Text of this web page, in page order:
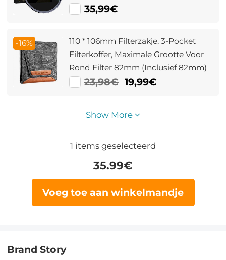
Antireflecterend En Doorschijnend
35,99€
-16%
110 * 106mm Filterzakje, 3-Pocket
Filterkoffer, Maximale Grootte Voor
Rond Filter 82mm (Inclusief 82mm)
23,98€ 19,99€
Show More
1 items geselecteerd
35.99€
Voeg toe aan winkelmandje
Brand Story